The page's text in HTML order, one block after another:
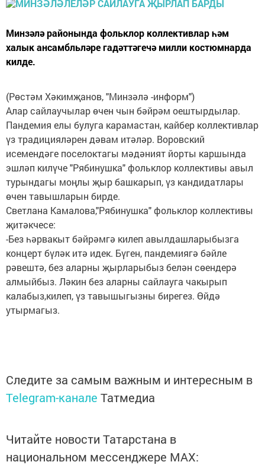
Минзәлә районында фольклор коллективлар һәм
халык ансамбльләре гадәттәгечә милли костюмнарда
килде.
(Рөстәм Хәкимҗанов, "Минзәлә -информ")
Алар сайлаучылар өчен чын бәйрәм оештырдылар.
Пандемия елы булуга карамастан, кайбер коллективлар
үз традицияләрен дәвам итәләр. Воровский
исемендәге поселоктагы мәдәният йорты каршында
эшләп килүче "Рябинушка" фольклор коллективы авыл
турындагы моңлы җыр башкарып, үз кандидатлары
өчен тавышларын бирде.
Светлана Камалова,"Рябинушка" фольклор коллективы
җитәкчесе:
-Без һәрвакыт бәйрәмгә килеп авылдашларыбызга
концерт бүләк итә идек. Бүген, пандемиягә бәйле
рәвештә, без аларны җырларыбыз белән сөендерә
алмыйбыз. Ләкин без аларны сайлауга чакырып
калабыз,килеп, үз тавышыгызны бирегез. Өйдә
утырмагыз.
Следите за самым важным и интересным в
Telegram-канале Татмедиа
Читайте новости Татарстана в
национальном мессенджере MАХ: